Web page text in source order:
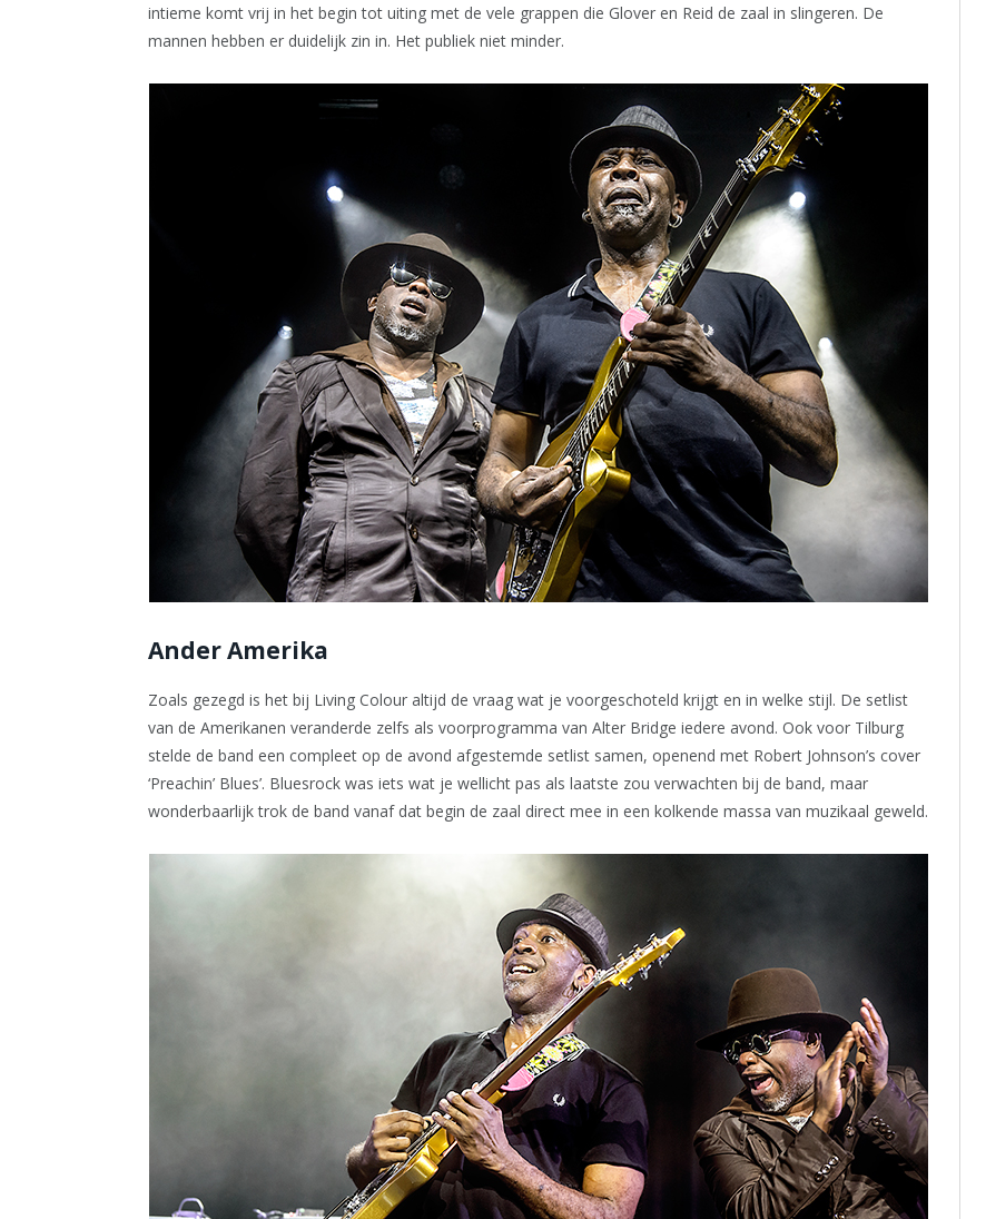
intieme komt vrij in het begin tot uiting met de vele grappen die Glover en Reid de zaal in slingeren. De
mannen hebben er duidelijk zin in. Het publiek niet minder.
Ander Amerika
Zoals gezegd is het bij Living Colour altijd de vraag wat je voorgeschoteld krijgt en in welke stijl. De setlist
van de Amerikanen veranderde zelfs als voorprogramma van Alter Bridge iedere avond. Ook voor Tilburg
stelde de band een compleet op de avond afgestemde setlist samen, openend met Robert Johnson’s cover
‘Preachin’ Blues’. Bluesrock was iets wat je wellicht pas als laatste zou verwachten bij de band, maar
wonderbaarlijk trok de band vanaf dat begin de zaal direct mee in een kolkende massa van muzikaal geweld.